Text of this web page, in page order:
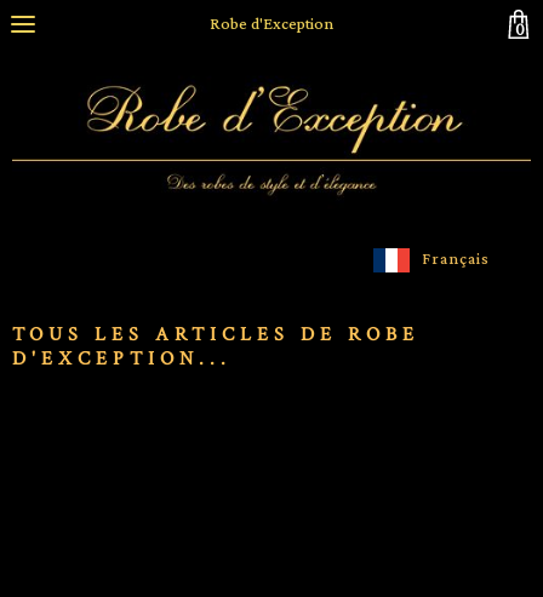
Robe d'Exception
Français
TOUS LES ARTICLES DE ROBE
D'EXCEPTION...
0